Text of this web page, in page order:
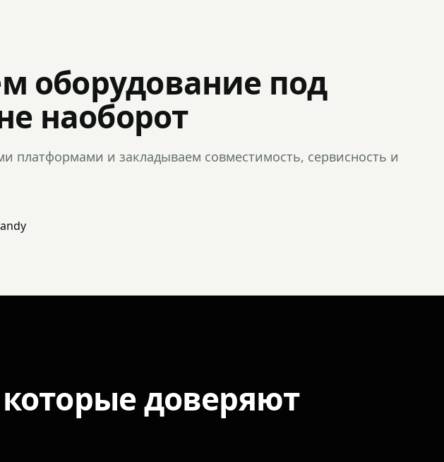
оборудование под
наоборот
платформами и закладываем совместимость, сервисность и
доверяют